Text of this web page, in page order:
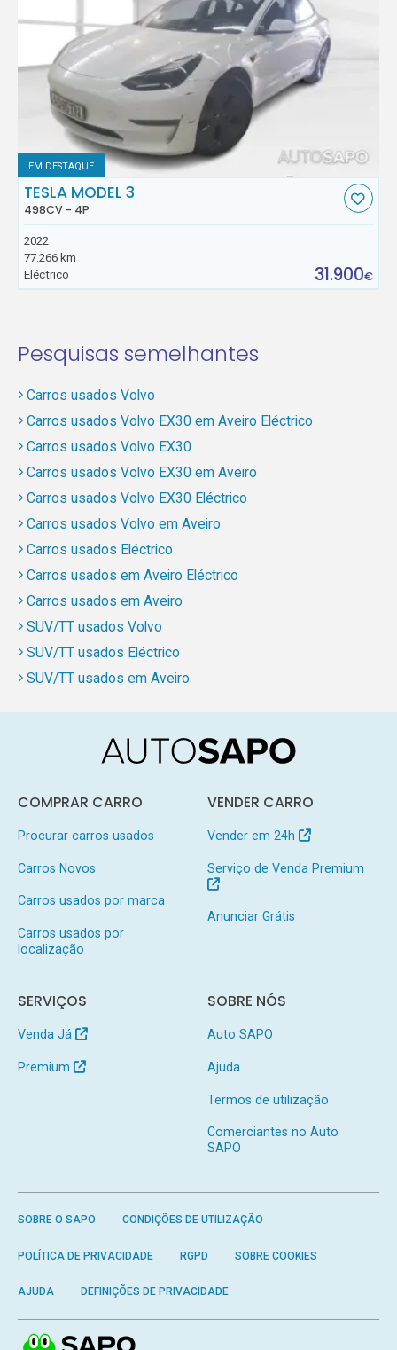
EM DESTAQUE
TESLA MODEL 3
498CV - 4P
2022
77.266 km
Eléctrico
31.900€
Pesquisas semelhantes
Carros usados Volvo
Carros usados Volvo EX30 em Aveiro Eléctrico
Carros usados Volvo EX30
Carros usados Volvo EX30 em Aveiro
Carros usados Volvo EX30 Eléctrico
Carros usados Volvo em Aveiro
Carros usados Eléctrico
Carros usados em Aveiro Eléctrico
Carros usados em Aveiro
SUV/TT usados Volvo
SUV/TT usados Eléctrico
SUV/TT usados em Aveiro
COMPRAR CARRO
Procurar carros usados
Carros Novos
Carros usados por marca
Carros usados por
localização
VENDER CARRO
Vender em 24h
Serviço de Venda Premium
Anunciar Grátis
SERVIÇOS
Venda Já
Premium
SOBRE NÓS
Auto SAPO
Ajuda
Termos de utilização
Comerciantes no Auto
SAPO
SOBRE O SAPO CONDIÇÕES DE UTILIZAÇÃO
POLÍTICA DE PRIVACIDADE RGPD SOBRE COOKIES
AJUDA DEFINIÇÕES DE PRIVACIDADE